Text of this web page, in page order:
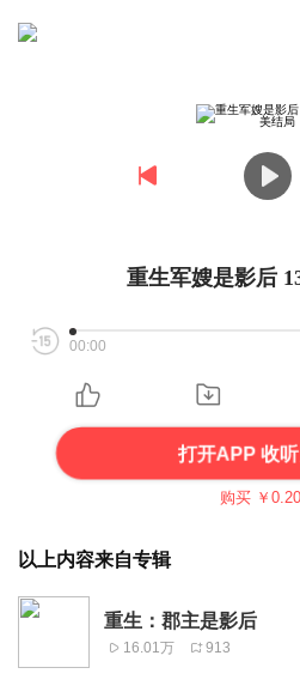
重生军嫂是影后
00:00
打开APP 收
购买 ￥ 0.20
以上内容来自专辑
重生：郡主是影后
16.01万 913